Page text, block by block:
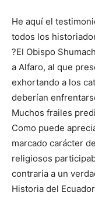
He aquí el
todos los
?El Obispo
a Alfaro, al que
exhortando a los
deberían
Muchos frailes
Como puede
marcado carácter
religiosos
contraria a un
Historia del